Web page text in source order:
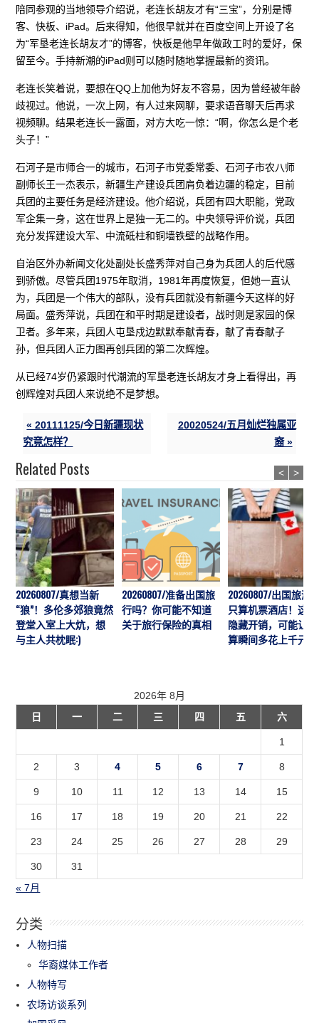
陪同参观的当地领导介绍说，老连长胡友才有“三宝”，分别是博
客、快板、iPad。后来得知，他很早就并在百度空间上开设了名
为“军垦老连长胡友才”的博客，快板是他早年做政工时的爱好，保
留至今。手持新潮的iPad则可以随时随地掌握最新的资讯。
老连长笑着说，要想在QQ上加他为好友不容易，因为曾经被年龄
歧视过。他说，一次上网，有人过来网聊，要求语音聊天后再求
视频聊。结果老连长一露面，对方大吃一惊：“啊，你怎么是个老
头子！”
石河子是市师合一的城市，石河子市党委常委、石河子市农八师
副师长王一杰表示，新疆生产建设兵团肩负着边疆的稳定，目前
兵团的主要任务是经济建设。他介绍说，兵团有四大职能，党政
军企集一身，这在世界上是独一无二的。中央领导评价说，兵团
充分发挥建设大军、中流砥柱和铜墙铁壁的战略作用。
自治区外办新闻文化处副处长盛秀萍对自己身为兵团人的后代感
到骄傲。尽管兵团1975年取消，1981年再度恢复，但她一直认
为，兵团是一个伟大的部队，没有兵团就没有新疆今天这样的好
局面。盛秀萍说，兵团在和平时期是建设者，战时则是家园的保
卫者。多年来，兵团人屯垦戍边默默奉献青春，献了青春献子
孙，但兵团人正力图再创兵团的第二次辉煌。
从已经74岁仍紧跟时代潮流的军垦老连长胡友才身上看得出，再
创辉煌对兵团人来说绝不是梦想。
« 20111125/今日新疆现状
究竟怎样？
20020524/五月灿烂独属亚
裔 »
Related Posts
20260807/真想当新
“狼”！多伦多郊狼竟然
登堂入室上大炕，想
与主人共枕眠:)
20260807/准备出国旅
行吗？你可能不知道
关于旅行保险的真相
20260807/出国旅游
只算机票酒店！这7
隐藏开销，可能让预
算瞬间多花上千元
< >
2026年 8月
日
一 二 三 四 五 六
1
2 3 4 5 6 7 8
9 10 11 12 13 14 15
16 17 18 19 20 21 22
23 24 25 26 27 28 29
30
31
« 7月
分类
人物扫描
华裔媒体工作者
人物特写
农场访谈系列